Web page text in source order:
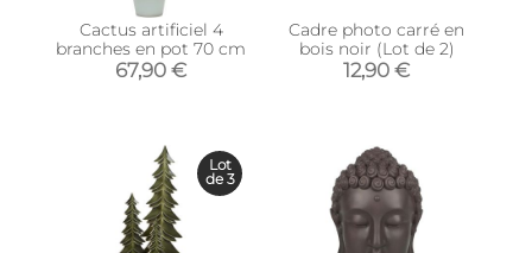
Cactus artificiel 4
branches en pot 70 cm
67,90 €
Cadre photo carré en
bois noir (Lot de 2)
12,90 €
Lot
de 3